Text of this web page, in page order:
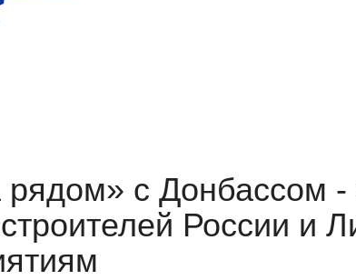
рядом» с Донбассом
России и